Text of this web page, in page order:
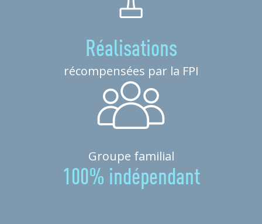
Réalisations
récompensées par la FPI
Groupe familial
100% indépendant